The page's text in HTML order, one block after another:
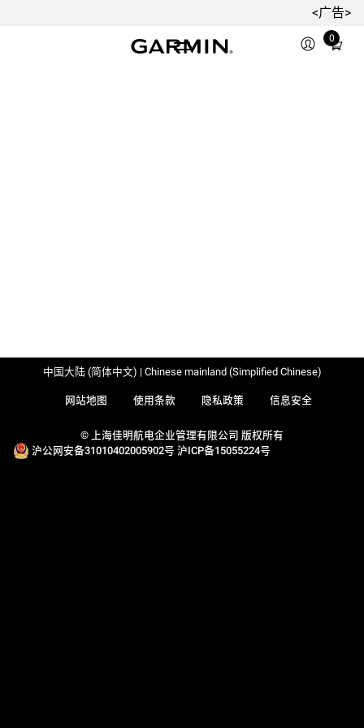
<广告>
0
Total
© 上海佳明航电企业管理有限公司 版权所有
沪公网安备31010402005902号 沪ICP备15055224号
网站地图 使用条款 隐私政策 信息安全
中国大陆 (简体中文) | Chinese mainland (Simplified Chinese)